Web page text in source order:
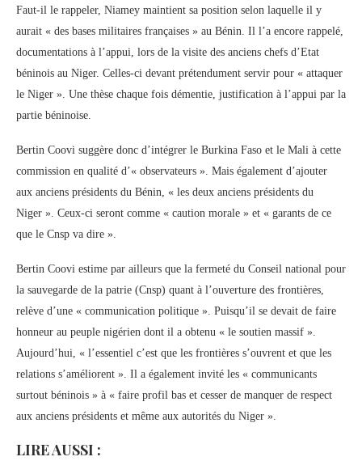
Faut-il le rappeler, Niamey maintient sa position selon laquelle il y
aurait « des bases militaires françaises » au Bénin. Il l’a encore rappelé,
documentations à l’appui, lors de la visite des anciens chefs d’Etat
béninois au Niger. Celles-ci devant prétendument servir pour « attaquer
le Niger ». Une thèse chaque fois démentie, justification à l’appui par la
partie béninoise.
Bertin Coovi suggère donc d’intégrer le Burkina Faso et le Mali à cette
commission en qualité d’« observateurs ». Mais également d’ajouter
aux anciens présidents du Bénin, « les deux anciens présidents du
Niger ». Ceux-ci seront comme « caution morale » et « garants de ce
que le Cnsp va dire ».
Bertin Coovi estime par ailleurs que la fermeté du Conseil national pour
la sauvegarde de la patrie (Cnsp) quant à l’ouverture des frontières,
relève d’une « communication politique ». Puisqu’il se devait de faire
honneur au peuple nigérien dont il a obtenu « le soutien massif ».
Aujourd’hui, « l’essentiel c’est que les frontières s’ouvrent et que les
relations s’améliorent ». Il a également invité les « communicants
surtout béninois » à « faire profil bas et cesser de manquer de respect
aux anciens présidents et même aux autorités du Niger ».
LIRE AUSSI :